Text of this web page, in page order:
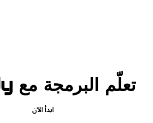
تعلّم البرمجة مع Coddy
ابدأ الآن